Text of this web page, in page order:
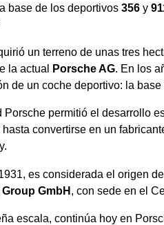
base de los deportivos 356 y
un terreno de unas tres
la actual Porsche AG. En los
de un coche deportivo: la base
permitió el desarrollo
convertirse en un
es considerada el origen
GmbH , con sede en el
escala, continúa hoy en